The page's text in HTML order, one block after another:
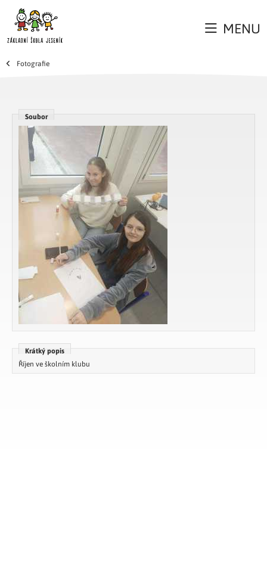
MENU
Fotografie
Soubor
Krátký popis
Říjen ve školním klubu